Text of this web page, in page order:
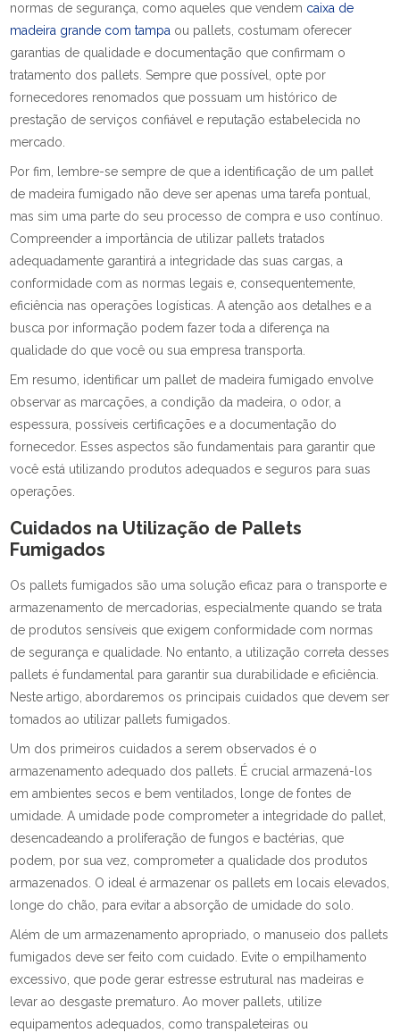
normas de segurança, como aqueles que vendem caixa de
madeira grande com tampa ou pallets, costumam oferecer
garantias de qualidade e documentação que confirmam o
tratamento dos pallets. Sempre que possível, opte por
fornecedores renomados que possuam um histórico de
prestação de serviços confiável e reputação estabelecida no
mercado.
Por fim, lembre-se sempre de que a identificação de um pallet
de madeira fumigado não deve ser apenas uma tarefa pontual,
mas sim uma parte do seu processo de compra e uso contínuo.
Compreender a importância de utilizar pallets tratados
adequadamente garantirá a integridade das suas cargas, a
conformidade com as normas legais e, consequentemente,
eficiência nas operações logísticas. A atenção aos detalhes e a
busca por informação podem fazer toda a diferença na
qualidade do que você ou sua empresa transporta.
Em resumo, identificar um pallet de madeira fumigado envolve
observar as marcações, a condição da madeira, o odor, a
espessura, possíveis certificações e a documentação do
fornecedor. Esses aspectos são fundamentais para garantir que
você está utilizando produtos adequados e seguros para suas
operações.
Cuidados na Utilização de Pallets
Fumigados
Os pallets fumigados são uma solução eficaz para o transporte e
armazenamento de mercadorias, especialmente quando se trata
de produtos sensíveis que exigem conformidade com normas
de segurança e qualidade. No entanto, a utilização correta desses
pallets é fundamental para garantir sua durabilidade e eficiência.
Neste artigo, abordaremos os principais cuidados que devem ser
tomados ao utilizar pallets fumigados.
Um dos primeiros cuidados a serem observados é o
armazenamento adequado dos pallets. É crucial armazená-los
em ambientes secos e bem ventilados, longe de fontes de
umidade. A umidade pode comprometer a integridade do pallet,
desencadeando a proliferação de fungos e bactérias, que
podem, por sua vez, comprometer a qualidade dos produtos
armazenados. O ideal é armazenar os pallets em locais elevados,
longe do chão, para evitar a absorção de umidade do solo.
Além de um armazenamento apropriado, o manuseio dos pallets
fumigados deve ser feito com cuidado. Evite o empilhamento
excessivo, que pode gerar estresse estrutural nas madeiras e
levar ao desgaste prematuro. Ao mover pallets, utilize
equipamentos adequados, como transpaleteiras ou